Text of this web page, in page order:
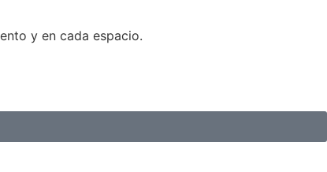
y en cada espacio.